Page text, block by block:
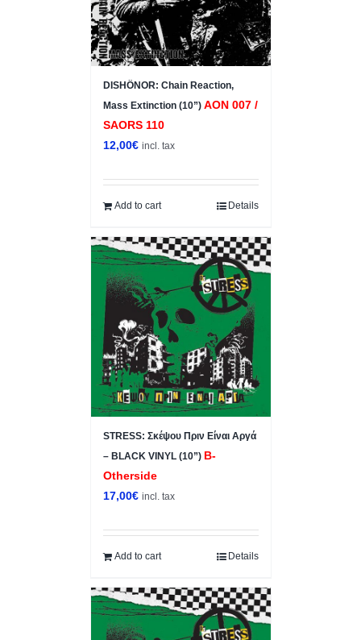
DISHÖNOR: Chain Reaction,
Mass Extinction (10”) AON 007 /
SAORS 110
12,00€ incl. tax
Add to cart Details
STRESS: Σκέψου Πριν Είναι Αργά
– BLACK VINYL (10”) B-
Otherside
17,00€ incl. tax
Add to cart Details